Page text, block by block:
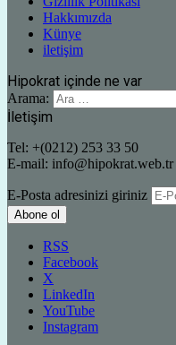
Hakkımızda
Künye
iletişim
Hipokrat içinde ne var
Arama:
İletişim
Tel: +(0212) 253 33 50
E-mail: info@hipokrat.web.tr
E-Posta adresinizi giriniz
RSS
Facebook
X
LinkedIn
YouTube
Instagram